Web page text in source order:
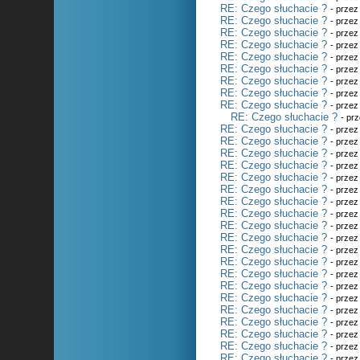
RE: Czego słuchacie ? -
RE: Czego słuchacie ? - przez
RE: Czego słuchacie ? -
RE: Czego słuchacie ? -
RE: Czego słuchacie ? -
RE: Czego słuchacie ? -
RE: Czego słuchacie ? -
RE: Czego słuchacie ? - przez
RE: Czego słuchacie ? -
RE: Czego słuchacie ? -
RE: Czego słuchacie ? -
RE: Czego słuchacie ? - przez
RE: Czego słuchacie ? -
RE: Czego słuchacie ? -
RE: Czego słuchacie ? - przez
RE: Czego słuchacie ? -
RE: Czego słuchacie ? - przez
RE: Czego słuchacie ? -
RE: Czego słuchacie ? - przez
RE: Czego słuchacie ? -
RE: Czego słuchacie ? -
RE: Czego słuchacie ? -
RE: Czego słuchacie ? - przez
RE: Czego słuchacie ? -
RE: Czego słuchacie ? -
RE: Czego słuchacie ? -
RE: Czego słuchacie ? - przez
RE: Czego słuchacie ? -
RE: Czego słuchacie ? -